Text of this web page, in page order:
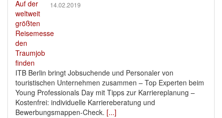
14.02.2019
ITB Berlin bringt Jobsuchende und Personaler von
touristischen Unternehmen zusammen – Top Experten beim
Young Professionals Day mit Tipps zur Karriereplanung –
Kostenfrei: individuelle Karriereberatung und
Bewerbungsmappen-Check. [...]